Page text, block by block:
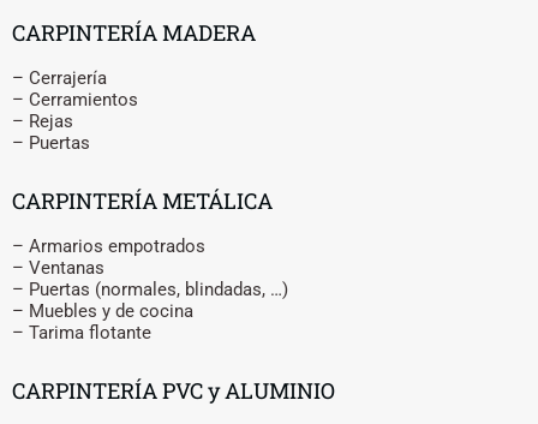
CARPINTERÍA MADERA
– Cerrajería
– Cerramientos
– Rejas
– Puertas
CARPINTERÍA METÁLICA
– Armarios empotrados
– Ventanas
– Puertas (normales, blindadas, …)
– Muebles y de cocina
– Tarima flotante
CARPINTERÍA PVC y ALUMINIO